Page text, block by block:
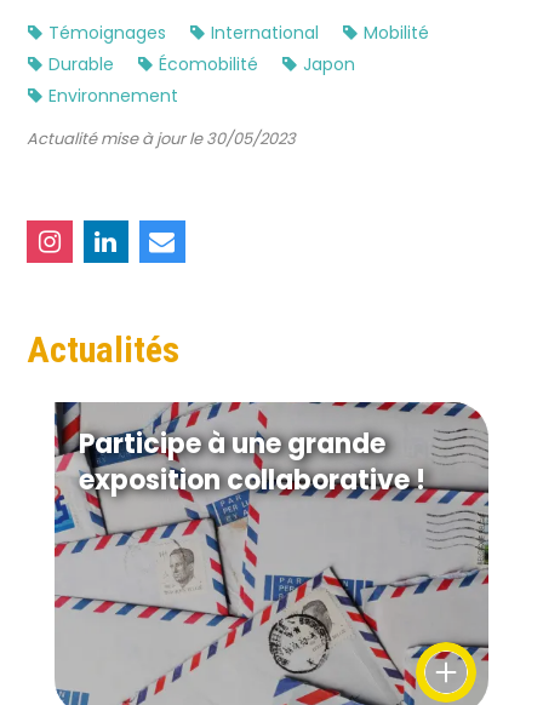
Témoignages
International
Mobilité
Durable
Écomobilité
Japon
Environnement
Actualité mise à jour le 30/05/2023
Actualités
Participe à une grande
exposition collaborative !